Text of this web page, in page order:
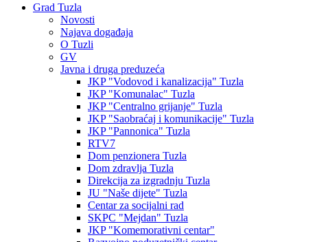
Grad Tuzla
Novosti
Najava događaja
O Tuzli
GV
Javna i druga preduzeća
JKP "Vodovod i kanalizacija" Tuzla
JKP "Komunalac" Tuzla
JKP "Centralno grijanje" Tuzla
JKP "Saobraćaj i komunikacije" Tuzla
JKP "Pannonica" Tuzla
RTV7
Dom penzionera Tuzla
Dom zdravlja Tuzla
Direkcija za izgradnju Tuzla
JU "Naše dijete" Tuzla
Centar za socijalni rad
SKPC "Mejdan" Tuzla
JKP "Komemorativni centar"